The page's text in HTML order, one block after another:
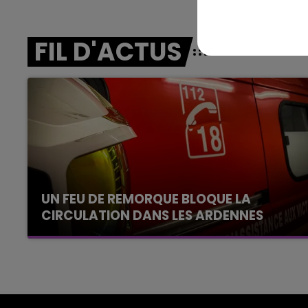
FIL D'ACTUS
UN FEU DE REMORQUE BLOQUE LA
CIRCULATION DANS LES ARDENNES
Un feu de remorque s'est déclaré ce mercredi